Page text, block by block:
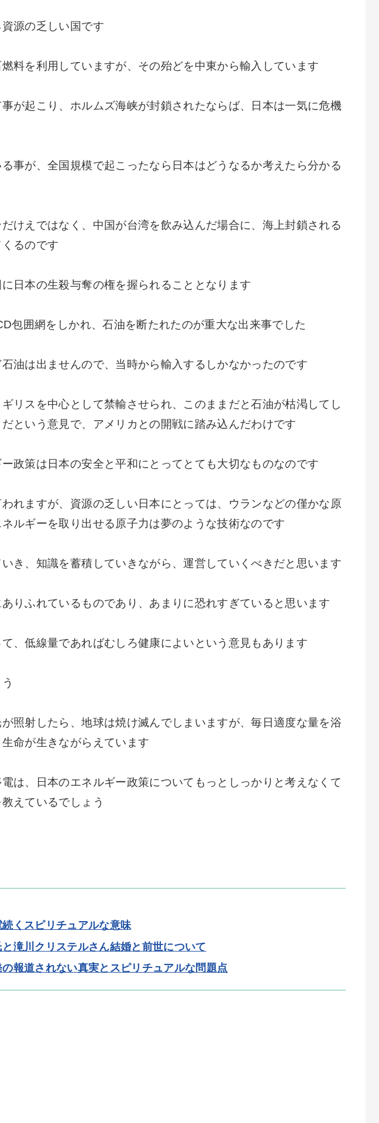
源の乏しい国です
料を利用していますが、その殆どを中東から輸入しています
が起こり、ホルムズ海峡が封鎖されたならば、日本は一気に危機
事が、全国規模で起こったなら日本はどうなるか考えたら分かる
けえではなく、中国が台湾を飲み込んだ場合に、海上封鎖される
るのです
日本の生殺与奪の権を握られることとなります
包囲網をしかれ、石油を断たれたのが重大な出来事でした
油は出ませんので、当時から輸入するしかなかったのです
リスを中心として禁輸させられ、このままだと石油が枯渇してし
という意見で、アメリカとの開戦に踏み込んだわけです
政策は日本の安全と平和にとってとても大切なものなのです
れますが、資源の乏しい日本にとっては、ウランなどの僅かな原
ルギーを取り出せる原子力は夢のような技術なのです
き、知識を蓄積していきながら、運営していくべきだと思います
りふれているものであり、あまりに恐れすぎていると思います
、低線量であればむしろ健康によいという意見もあります
照射したら、地球は焼け滅んでしまいますが、毎日適度な量を浴
命が生きながらえています
は、日本のエネルギー政策についてもっとしっかりと考えなくて
えているでしょう
くスピリチュアルな意味
滝川クリステルさん結婚と前世について
報道されない真実とスピリチュアルな問題点